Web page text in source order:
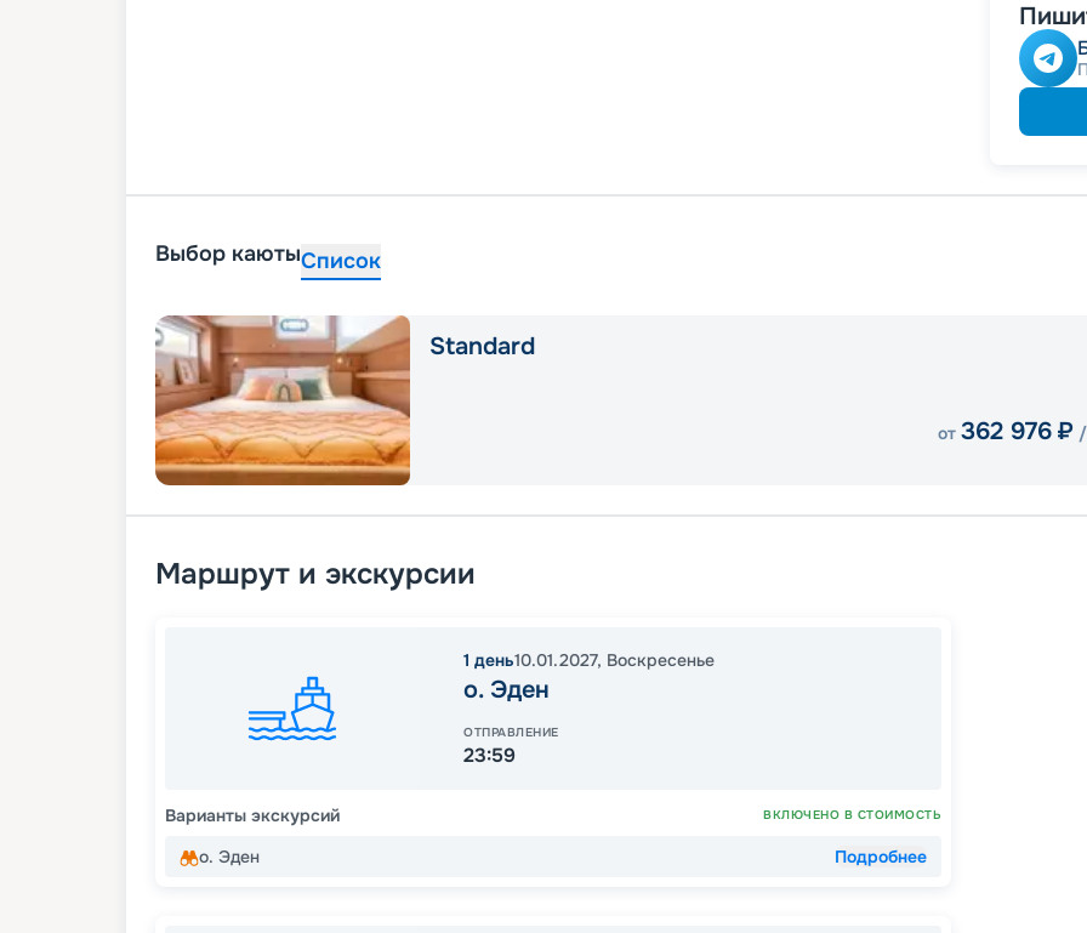
Выбор каютыСписок
Standard
от 362 976 ₽
Маршрут и экскурсии
1 день10.01.2027, Воскресенье
о. Эден
ОТПРАВЛЕНИЕ
23:59
Варианты экскурсий ВКЛЮЧЕНО В СТОИМОСТЬ
о. Эден Подробнее